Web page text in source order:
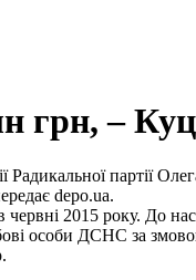
грн, –
Радикальної партії
depo.ua.
червні 2015 року. До
особи ДСНС за